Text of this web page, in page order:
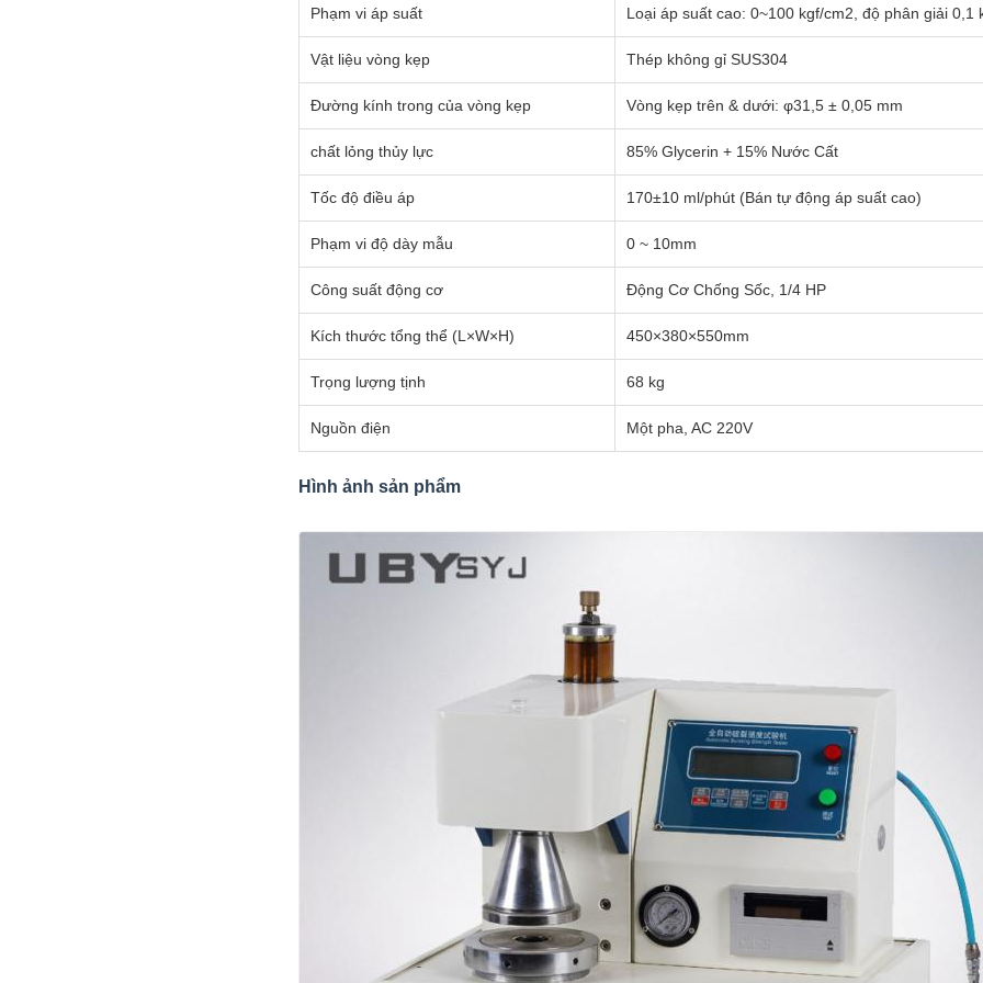
Phạm vi áp suất Loại áp suất cao: 0~100 kgf/cm2, độ phân giải 0,1
Vật liệu vòng kẹp Thép không gỉ SUS304
Đường kính trong của vòng kẹp Vòng kẹp trên & dưới: φ31,5 ± 0,05 mm
chất lỏng thủy lực 85% Glycerin + 15% Nước Cất
Tốc độ điều áp 170±10 ml/phút (Bán tự động áp suất cao)
Phạm vi độ dày mẫu 0 ~ 10mm
Công suất động cơ Động Cơ Chống Sốc, 1/4 HP
Kích thước tổng thể (L×W×H) 450×380×550mm
Trọng lượng tịnh 68 kg
Nguồn điện Một pha, AC 220V
Hình ảnh sản phẩm